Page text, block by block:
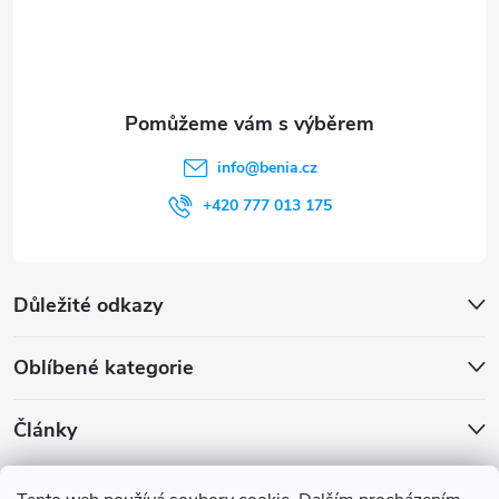
Důležité odkazy
Oblíbené kategorie
Články
info@benia.cz
+420 777 013 175